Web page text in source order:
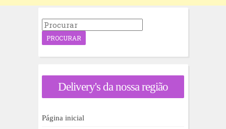
P
r
a
p
r
Delivery's da nossa região
Página inicial